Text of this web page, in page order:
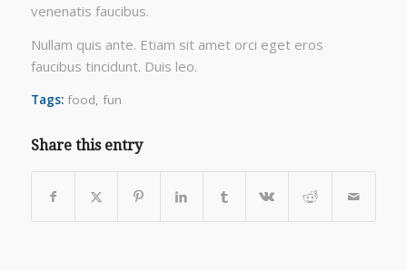
venenatis faucibus.
Nullam quis ante. Etiam sit amet orci eget eros
faucibus tincidunt. Duis leo.
Tags: food, fun
Share this entry